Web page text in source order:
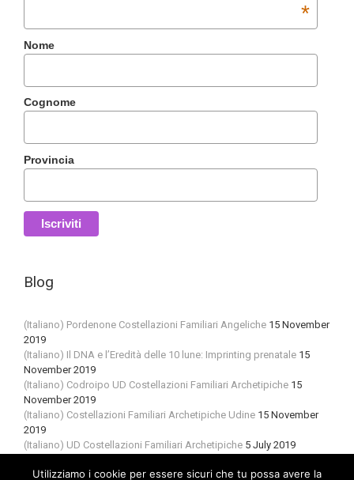
*
Nome
Cognome
Provincia
Blog
(Italiano) Pordenone Costellazioni Familiari Angeliche 15 November
2019
(Italiano) Il DNA e l’Eredità delle 10 lune: Imprinting prenatale 15
November 2019
(Italiano) Codroipo UD Costellazioni Familiari Archetipiche 15
November 2019
(Italiano) Costellazioni Familiari Archetipiche Udine 15 November
2019
(Italiano) UD Costellazioni Familiari Archetipiche 5 July 2019
Utilizziamo i cookie per essere sicuri che tu possa avere la